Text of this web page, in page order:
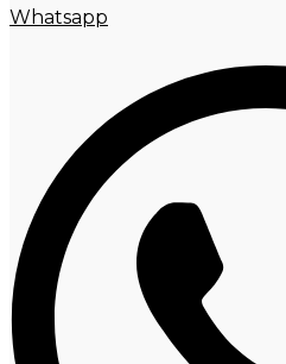
Whatsapp